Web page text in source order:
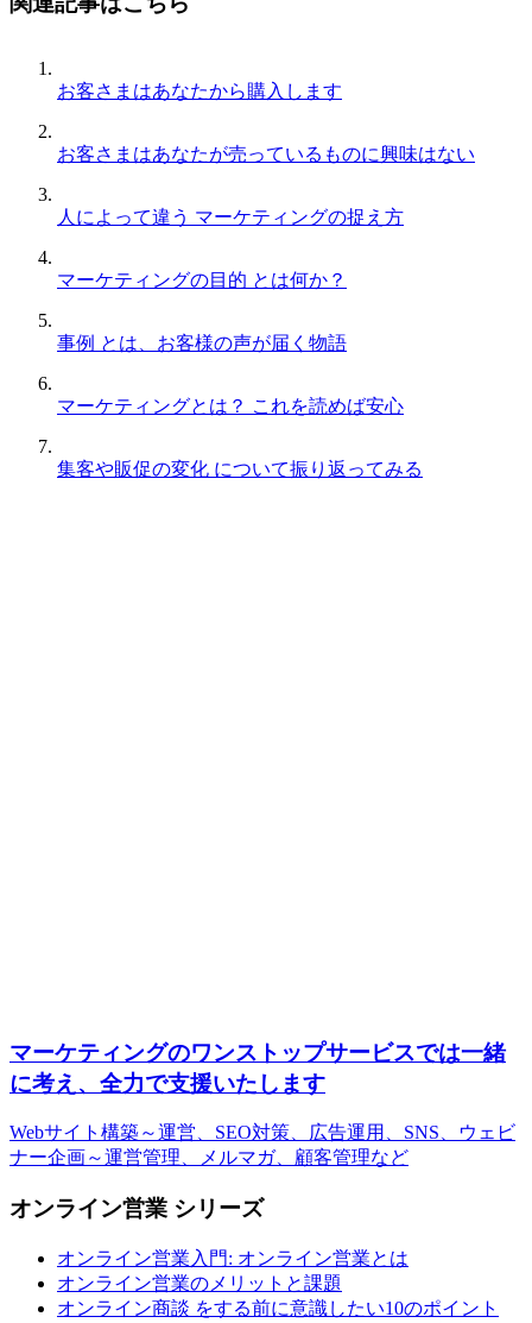
有
お客さまはあなたから購入します
お客さまはあなたが売っているものに興味はない
人によって違う マーケティングの捉え方
マーケティングの目的 とは何か？
事例 とは、お客様の声が届く物語
マーケティングとは？ これを読めば安心
集客や販促の変化 について振り返ってみる
マーケティングのワンストップサービスでは一緒
に考え、全力で支援いたします
Webサイト構築～運営、SEO対策、広告運用、SNS、ウェビ
ナー企画～運営管理、メルマガ、顧客管理など
オンライン営業 シリーズ
オンライン営業入門: オンライン営業とは
オンライン営業のメリットと課題
オンライン商談 をする前に意識したい10のポイント